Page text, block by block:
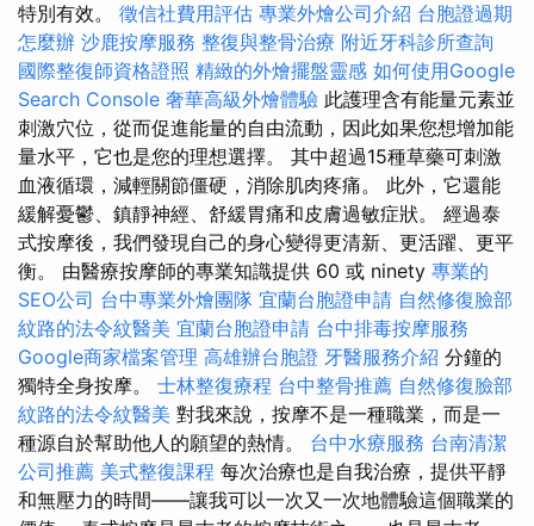
特別有效。 徵信社費用評估 專業外燴公司介紹 台胞證過期
怎麼辦 沙鹿按摩服務 整復與整骨治療 附近牙科診所查詢
國際整復師資格證照 精緻的外燴擺盤靈感 如何使用Google
Search Console 奢華高級外燴體驗 此護理含有能量元素並
刺激穴位，從而促進能量的自由流動，因此如果您想增加能
量水平，它也是您的理想選擇。 其中超過15種草藥可刺激
血液循環，減輕關節僵硬，消除肌肉疼痛。 此外，它還能
緩解憂鬱、鎮靜神經、舒緩胃痛和皮膚過敏症狀。 經過泰
式按摩後，我們發現自己的身心變得更清新、更活躍、更平
衡。 由醫療按摩師的專業知識提供 60 或 ninety 專業的
SEO公司 台中專業外燴團隊 宜蘭台胞證申請 自然修復臉部
紋路的法令紋醫美 宜蘭台胞證申請 台中排毒按摩服務
Google商家檔案管理 高雄辦台胞證 牙醫服務介紹 分鐘的
獨特全身按摩。 士林整復療程 台中整骨推薦 自然修復臉部
紋路的法令紋醫美 對我來說，按摩不是一種職業，而是一
種源自於幫助他人的願望的熱情。 台中水療服務 台南清潔
公司推薦 美式整復課程 每次治療也是自我治療，提供平靜
和無壓力的時間——讓我可以一次又一次地體驗這個職業的